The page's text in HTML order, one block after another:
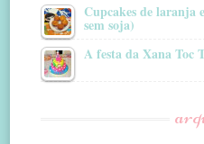
Cupcakes de laranja
sem soja)
A festa da Xana Toc